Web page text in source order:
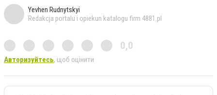
Yevhen Rudnytskyi
Redakcja portalu i opiekun katalogu firm 4881.pl
0,0
Авторизуйтесь, щоб оцінити